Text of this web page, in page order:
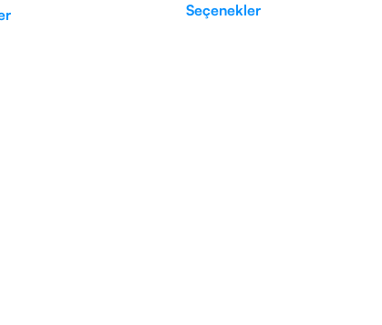
Seçenekler